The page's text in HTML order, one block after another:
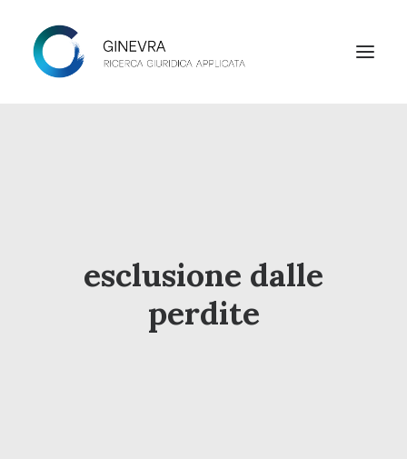
CONTATTIesclusione dalle
perdite